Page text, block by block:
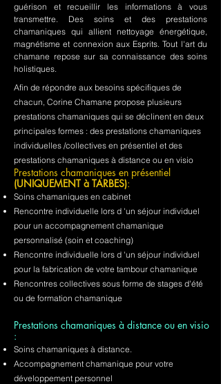
guérison et recueillir les informations à vous
transmettre. Des soins et des prestations
chamaniques qui allient nettoyage énergétique,
magnétisme et connexion aux Esprits. Tout l'art du
chamane repose sur sa connaissance des soins
holistiques.
Afin de répondre aux besoins spécifiques de
chacun, Corine Chamane propose plusieurs
prestations chamaniques qui se déclinent en deux
principales formes : des prestations chamaniques
individuelles /collectives en présentiel et des
prestations chamaniques à distance ou en visio
Prestations chamaniques en présentiel
(UNIQUEMENT à TARBES):
Soins chamaniques en cabinet
Rencontre individuelle lors d 'un séjour individuel
pour un accompagnement chamanique
personnalisé (soin et coaching)
Rencontre individuelle lors d 'un séjour individuel
pour la fabrication de votre tambour chamanique
Rencontres collectives sous forme de stages d'été
ou de formation chamanique
Prestations chamaniques à distance ou en visio
:
Soins chamaniques à distance.
Accompagnement chamanique pour votre
développement personnel